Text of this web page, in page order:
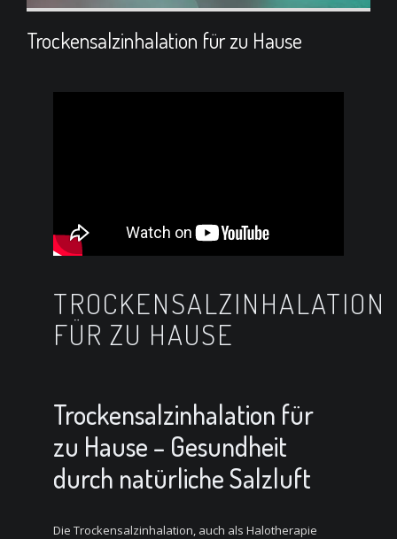
Trockensalzinhalation für zu Hause
TROCKENSALZINHALATION
FÜR ZU HAUSE
Trockensalzinhalation für
zu Hause – Gesundheit
durch natürliche Salzluft
Die Trockensalzinhalation, auch als Halotherapie